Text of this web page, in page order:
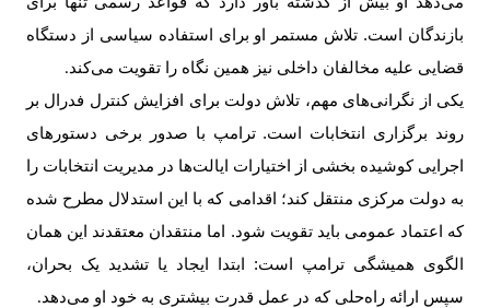
بازندگان است. تلاش مستمر او برای استفاده سیاسی از دستگاه
قضایی علیه مخالفان داخلی نیز همین نگاه را تقویت می‌کند.
یکی از نگرانی‌های مهم، تلاش دولت برای افزایش کنترل فدرال بر
روند برگزاری انتخابات است. ترامپ با صدور برخی دستورهای
اجرایی کوشیده بخشی از اختیارات ایالت‌ها در مدیریت انتخابات را
به دولت مرکزی منتقل کند؛ اقدامی که با این استدلال مطرح شده
که اعتماد عمومی باید تقویت شود. اما منتقدان معتقدند این همان
الگوی همیشگی ترامپ است: ابتدا ایجاد یا تشدید یک بحران،
سپس ارائه راه‌حلی که در عمل قدرت بیشتری به خود او می‌دهد.